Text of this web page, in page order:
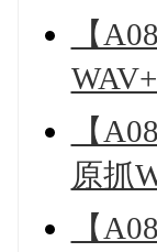
【
【
原抓
【